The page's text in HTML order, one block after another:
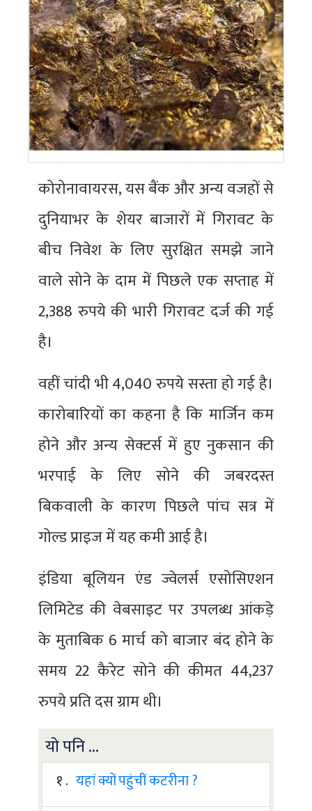
कोरोनावायरस, यस बैंक और अन्य वजहों से
दुनियाभर के शेयर बाजारों में गिरावट के
बीच निवेश के लिए सुरक्षित समझे जाने
वाले सोने के दाम में पिछले एक सप्ताह में
2,388 रुपये की भारी गिरावट दर्ज की गई
है।
वहीं चांदी भी 4,040 रुपये सस्ता हो गई है।
कारोबारियों का कहना है कि मार्जिन कम
होने और अन्य सेक्टर्स में हुए नुकसान की
भरपाई के लिए सोने की जबरदस्त
बिकवाली के कारण पिछले पांच सत्र में
गोल्ड प्राइज में यह कमी आई है।
इंडिया बूलियन एंड ज्वेलर्स एसोसिएशन
लिमिटेड की वेबसाइट पर उपलब्ध आंकड़े
के मुताबिक 6 मार्च को बाजार बंद होने के
समय 22 कैरेट सोने की कीमत 44,237
रुपये प्रति दस ग्राम थी।
यो पनि ...
१ . यहां क्यों पहुंचीं कटरीना ?